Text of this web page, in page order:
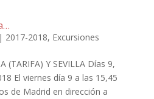
| 2017-2018, Excursiones
(TARIFA) Y SEVILLA Días 9,
El viernes día 9 a las 15,45
de Madrid en dirección a